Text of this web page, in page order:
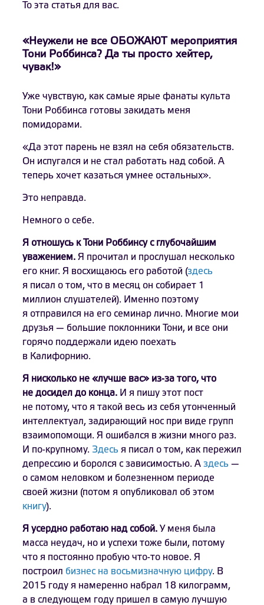
То эта статья для вас.
«Неужели не все ОБОЖАЮТ мероприятия
Тони Роббинса? Да ты просто хейтер,
чувак!»
Уже чувствую, как самые ярые фанаты культа
Тони Роббинса готовы закидать меня
помидорами.
«Да этот парень не взял на себя обязательств.
Он испугался и не стал работать над собой. А
теперь хочет казаться умнее остальных».
Это неправда.
Немного о себе.
Я отношусь к Тони Роббинсу с глубочайшим
уважением. Я прочитал и прослушал несколько
его книг. Я восхищаюсь его работой (здесь
я писал о том, что в месяц он собирает 1
миллион слушателей). Именно поэтому
я отправился на его семинар лично. Многие мои
друзья — большие поклонники Тони, и все они
горячо поддержали идею поехать
в Калифорнию.
Я нисколько не «лучше вас» из-за того, что
не досидел до конца. И я пишу этот пост
не потому, что я такой весь из себя утонченный
интеллектуал, задирающий нос при виде групп
взаимопомощи. Я ошибался в жизни много раз.
И по-крупному. Здесь я писал о том, как пережил
депрессию и боролся с зависимостью. А здесь —
о самом неловком и болезненном периоде
своей жизни (потом я опубликовал об этом
книгу).
Я усердно работаю над собой. У меня была
масса неудач, но и успехи тоже были, потому
что я постоянно пробую что-то новое. Я
построил бизнес на восьмизначную цифру. В
2015 году я намеренно набрал 18 килограмм,
а в следующем году пришел в самую лучшую